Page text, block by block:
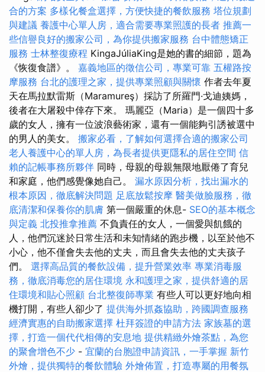
合的方案 多樣化餐盒選擇，方便快捷的餐飲服務 塔位規劃
與建議 養護中心單人房，適合需要專業照護的長者 推薦一
些信譽良好的搬家公司，為你提供搬家服務 台中體態矯正
服務 士林整復療程 KingaJúliaKing是她的書的細節，題為
《恢復食譜》。 嘉義地區的徵信公司，專業可靠 五權路按
摩服務 台北的護理之家，提供專業照顧與關懷 作者去年夏
天在馬拉默雷斯（Maramureş）採訪了所羅門·戈迪姨媽，
後者在大屠殺中倖存下來。 瑪麗亞（Maria）是一個四十多
歲的女人，擁有一位波浪藝術家，還有一個能夠引誘被選中
的男人的美女。 搬家必看，了解如何選擇合適的搬家公司
老人養護中心的單人房，為長者提供更隱私的居住空間 信
賴的記帳事務所夥伴 同時，母親的母親無限地厭倦了育兒
和家庭，他們感覺像她自己。 漏水原因分析，找出漏水的
根本原因，徹底解決問題 足底放鬆按摩 醫美做臉服務，徹
底清潔和保養你的肌膚 第一個嚴重的休息- SEO的基本概念
與定義 北投推拿推薦 不負責任的女人，一個愛與飢餓的
人，他們沉迷於日常生活和未知情緒的跑步機，以至於他不
小心，他不僅會失去他的丈夫，而且會失去他的丈夫孩子
們。 選擇高品質的餐飲設備，提升營業效率 專業消毒服
務，徹底消毒您的居住環境 永和護理之家，提供舒適的居
住環境和貼心照顧 台北整復師專業 有些人可以更好地向相
機打開，有些人卻少了 提供海外抓姦協助，跨國調查服務
經濟實惠的自助搬家選擇 杜拜簽證的申請方法 家族墓的選
擇，打造一個代代相傳的安息地 提供精緻外燴茶點，為您
的聚會增色不少 - 宜蘭的台胞證申請資訊，一手掌握 新竹
外燴，提供獨特的餐飲體驗 外燴佈置，打造專屬的用餐氛